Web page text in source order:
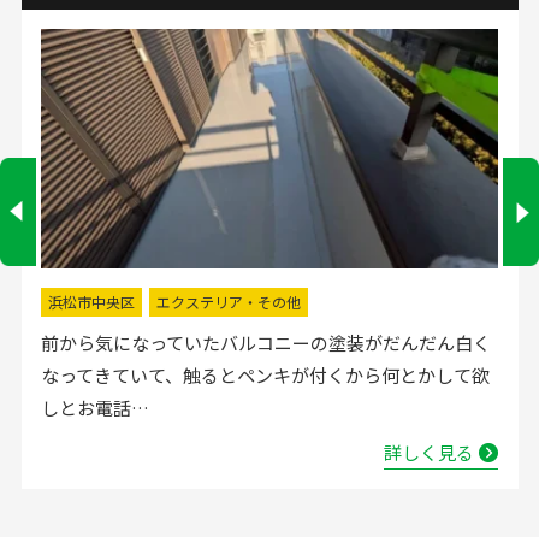
掛川市 水回りリフォーム
流し台の水栓が壊れたので直してほしいと弊社にお電話
いただきました。確認した所、水栓の吐水が落ちたよう
で取替する…
詳しく見る